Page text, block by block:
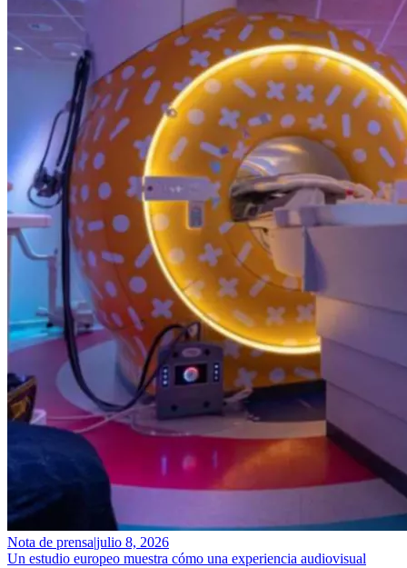
Nota de prensa|julio 8, 2026
Un estudio europeo muestra cómo una experiencia audiovisual